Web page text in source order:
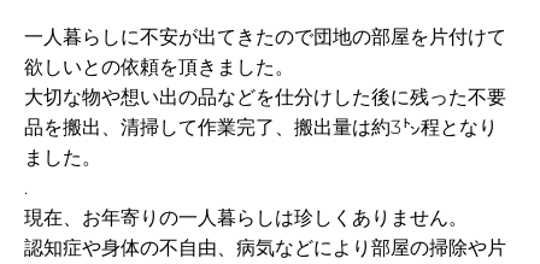
一人暮らしに不安が出てきたので団地の部屋を片付けて
欲しいとの依頼を頂きました。
大切な物や想い出の品などを仕分けした後に残った不要
品を搬出、清掃して作業完了、搬出量は約3㌧程となり
ました。
.
現在、お年寄りの一人暮らしは珍しくありません。
認知症や身体の不自由、病気などにより部屋の掃除や片